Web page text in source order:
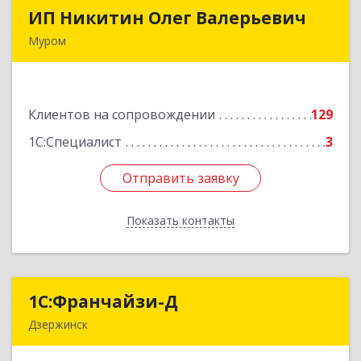
ИП Никитин Олег Валерьевич
Муром
Клиентов на сопровождении
129
1С:Специалист
3
Отправить заявку
Показать контакты
ИП Никитин Олег Валерьевич
Подробнее
Отправить заявку
Назад
1С:Франчайзи-Д
Дзержинск